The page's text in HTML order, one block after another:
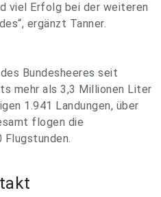
viel Erfolg bei der weiteren
ergänzt Tanner.
Bundesheeres seit
mehr als 3,3 Millionen Liter
1.941 Landungen, über
flogen die